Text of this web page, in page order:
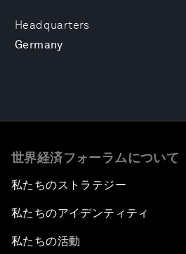
Headquarters
Germany
世界経済フォーラムについて
私たちのストラテジー
私たちのアイデンティティ
私たちの活動